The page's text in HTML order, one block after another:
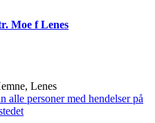
Moe f Lenes
Lenes